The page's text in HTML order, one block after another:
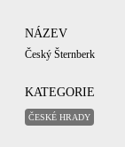
NÁZEV
Český Šternberk
KATEGORIE
ČESKÉ HRADY